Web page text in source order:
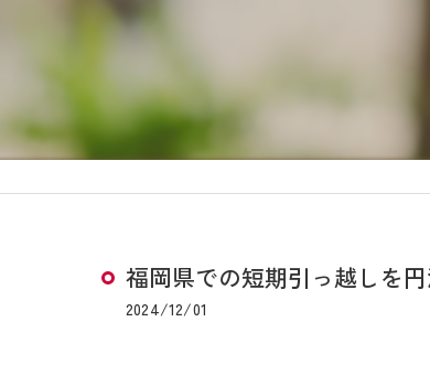
福岡県での短期引っ越しを
2024/12/01